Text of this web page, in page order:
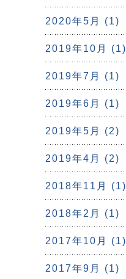
2020年5月 (1)
2019年10月 (1)
2019年7月 (1)
2019年6月 (1)
2019年5月 (2)
2019年4月 (2)
2018年11月 (1)
2018年2月 (1)
2017年10月 (1)
2017年9月 (1)